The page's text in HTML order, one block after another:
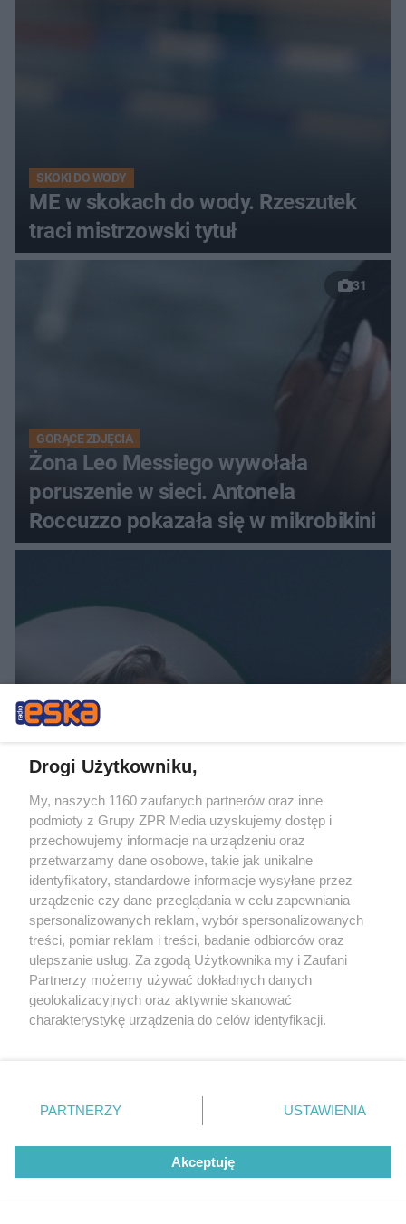
SKOKI DO WODY
ME w skokach do wody. Rzeszutek
traci mistrzowski tytuł
31
GORĄCE ZDJĘCIA
Żona Leo Messiego wywołała
poruszenie w sieci. Antonela
Roccuzzo pokazała się w mikrobikini
EWA WOYDYŁŁO PRZEPRASZA
Ewa Woydyłło kaja się po
skandalicznych słowach o Idze
Świątek. "Jest mi wstyd"
ZOBACZ WIĘCEJ
Drogi Użytkowniku,
My, naszych 1160 zaufanych partnerów oraz inne
podmioty z Grupy ZPR Media uzyskujemy dostęp i
przechowujemy informacje na urządzeniu oraz
przetwarzamy dane osobowe, takie jak unikalne
identyfikatory, standardowe informacje wysyłane przez
urządzenie czy dane przeglądania w celu zapewniania
spersonalizowanych reklam, wybór spersonalizowanych
treści, pomiar reklam i treści, badanie odbiorców oraz
ulepszanie usług. Za zgodą Użytkownika my i Zaufani
Partnerzy możemy używać dokładnych danych
geolokalizacyjnych oraz aktywnie skanować
charakterystykę urządzenia do celów identyfikacji.
zmienić/wycofać klikając przycisk ustawień prywatności
znajdujący się w lewym dolnym rogu strony
rodzaje przetwarzania danych nie wymagają zgody
użytkownika, ale masz prawo sprzeciwić się takiemu
przetwarzaniu. Preferencje będą miały zastosowanie tylko
PARTNERZY USTAWIENIA
Akceptuję